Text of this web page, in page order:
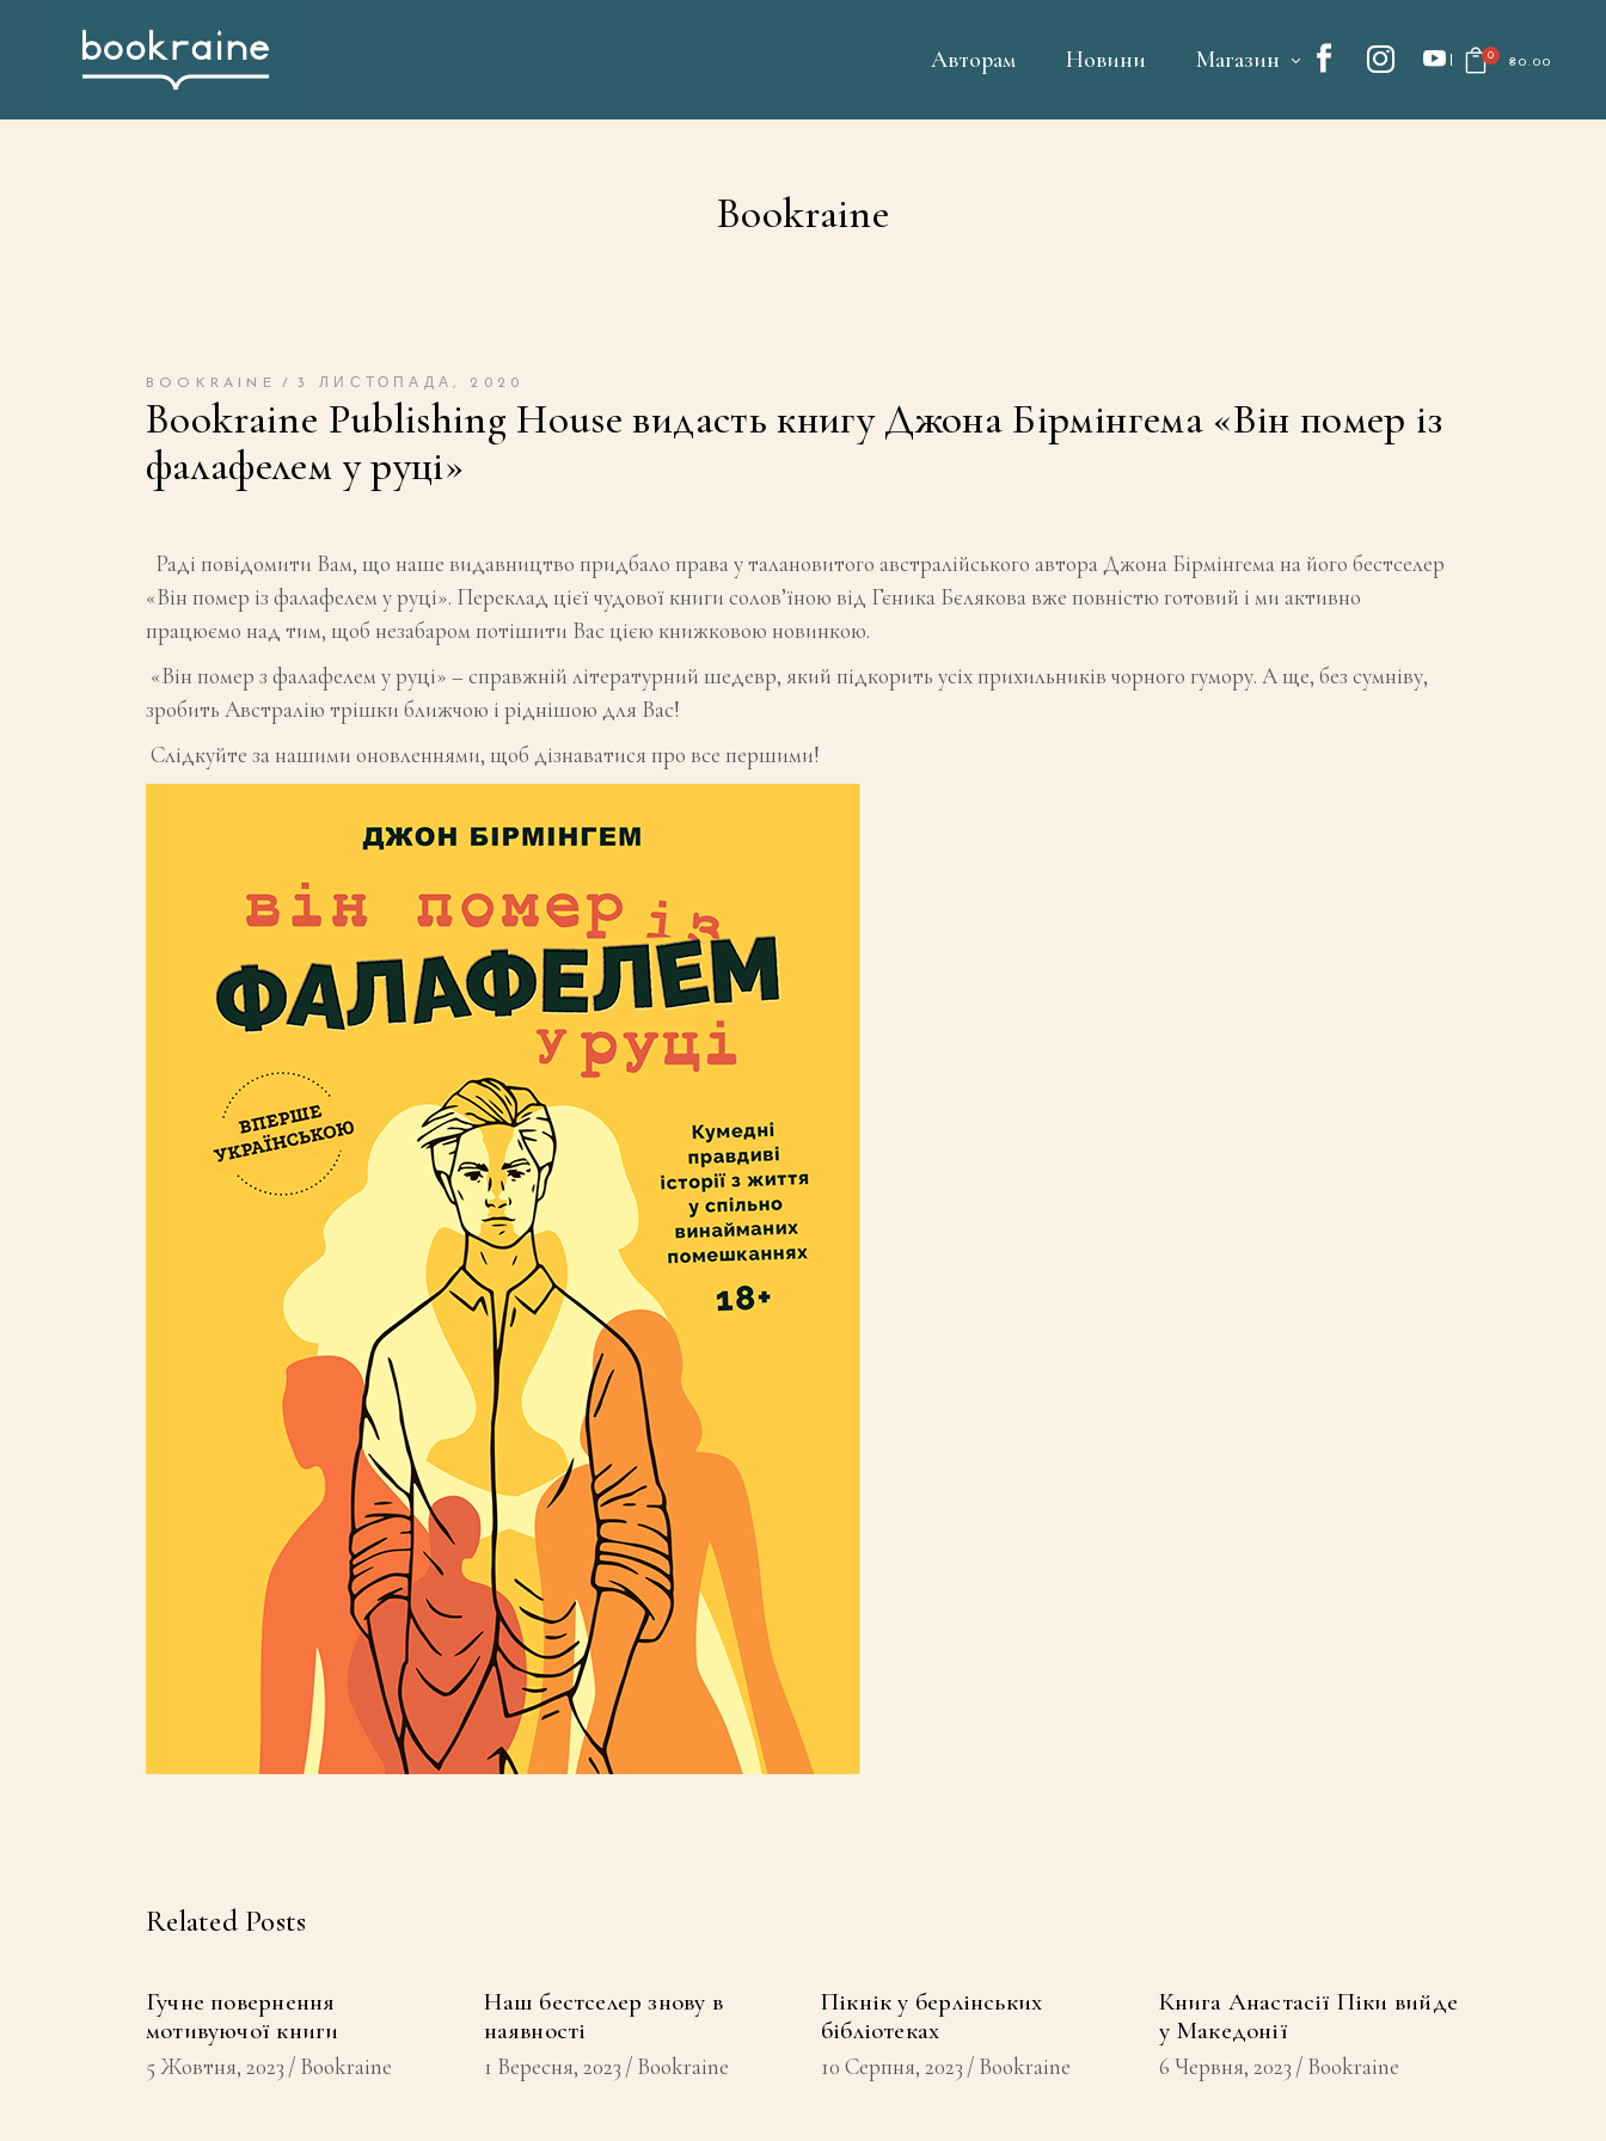
Авторам Новини Магазин 0 ₴0.00
Bookraine
BOOKRAINE 3 ЛИСТОПАДА, 2020
Bookraine Publishing House видасть книгу Джона Бірмінгема «Він помер із
фалафелем у руці»
Раді повідомити Вам, що наше видавництво придбало права у талановитого австралійського автора Джона Бірмінгема на його бестселер
«Він помер із фалафелем у руці». Переклад цієї чудової книги солов’їною від Гєника Бєлякова вже повністю готовий і ми активно
працюємо над тим, щоб незабаром потішити Вас цією книжковою новинкою.
«Він помер з фалафелем у руці» – справжній літературний шедевр, який підкорить усіх прихильників чорного гумору. А ще, без сумніву,
зробить Австралію трішки ближчою і ріднішою для Вас!
Слідкуйте за нашими оновленнями, щоб дізнаватися про все першими!
Related Posts
Гучне повернення
мотивуючої книги
5 Жовтня, 2023 Bookraine
Наш бестселер знову в
наявності
1 Вересня, 2023 Bookraine
Пікнік у берлінських
бібліотеках
10 Серпня, 2023 Bookraine
Книга Анастасії Піки вийде
у Македонії
6 Червня, 2023 Bookraine